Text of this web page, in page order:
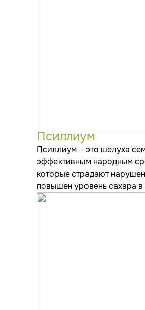
Псиллиум
Псиллиум – это шелуха
эффективным народным
которые страдают
повышен уровень сахара